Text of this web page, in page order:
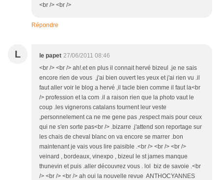
<br /> <br />
Répondre
L le papet 27/06/2011 08:46
<br /> <br /> ah!.et en plus il connait hervé bizeul .je ne sais
encore rien de vous ,j'ai bien ouvert les yeux et j'ai rien vu .il
faut aller voir le blog a hervé ,il tacle bien comme il faut la<br
/> profession et la com .il a raison rien que la photo vaut le
coup .les vignerons catalans tournent leur veste
,personnelement ca ne me gene pas ,respect mais pour ceux
qui ne s'en sorte pas<br /> .bizarre .j'attend son reportage sur
les chais de cheval blanc on va encore se marrer .bon
maintenant je vais vous lire paisible .<br /> <br /> <br />
veinard , bordeaux, vinexpo , bizeul le st james manque
thunevin et puis .aller découvrez vous . lol biz de savoie .<br
/> <br /> <br /> ah oui la nouvelle revue ANTHOCYANNES